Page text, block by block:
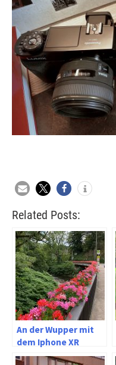
Related Posts:
An der Wupper mit
dem Iphone XR